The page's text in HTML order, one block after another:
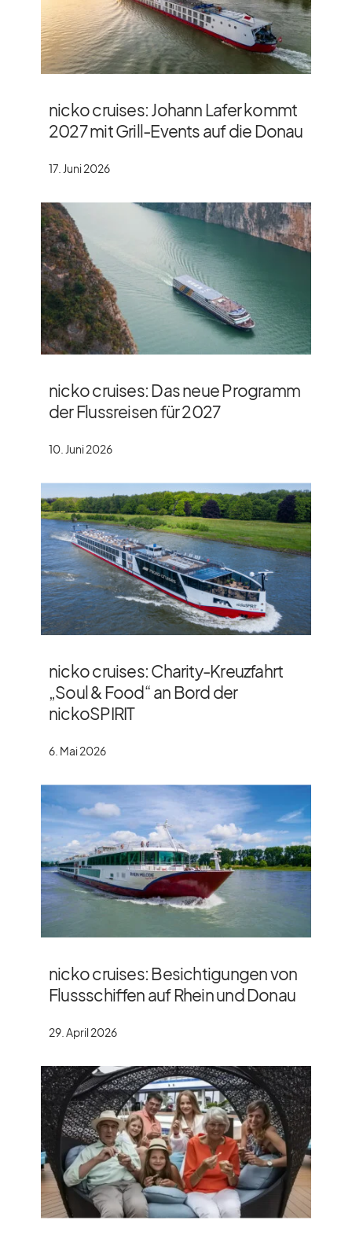
nicko cruises: Johann Lafer kommt
2027 mit Grill-Events auf die Donau
17. Juni 2026
nicko cruises: Das neue Programm
der Flussreisen für 2027
10. Juni 2026
nicko cruises: Charity-Kreuzfahrt
„Soul & Food“ an Bord der
nickoSPIRIT
6. Mai 2026
nicko cruises: Besichtigungen von
Flussschiffen auf Rhein und Donau
29. April 2026